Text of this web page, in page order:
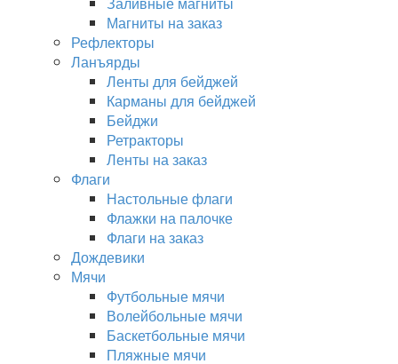
Магниты на заказ
Рефлекторы
Ланъярды
Ленты для бейджей
Карманы для бейджей
Бейджи
Ретракторы
Ленты на заказ
Флаги
Настольные флаги
Флажки на палочке
Флаги на заказ
Дождевики
Мячи
Футбольные мячи
Волейбольные мячи
Баскетбольные мячи
Пляжные мячи